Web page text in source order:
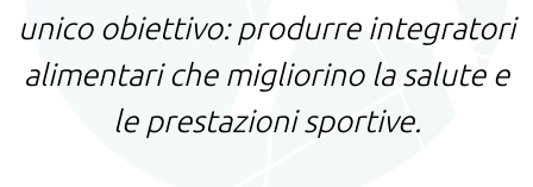
unico obiettivo: produrre integratori
alimentari che migliorino la salute e
le prestazioni sportive.